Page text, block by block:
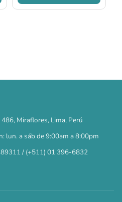
HORAS MIN SEG
✕
raros.
Miraflores, Lima, Perú
lun. a sáb de 9:00am a 8:00pm
/ (+511) 01 396-6832